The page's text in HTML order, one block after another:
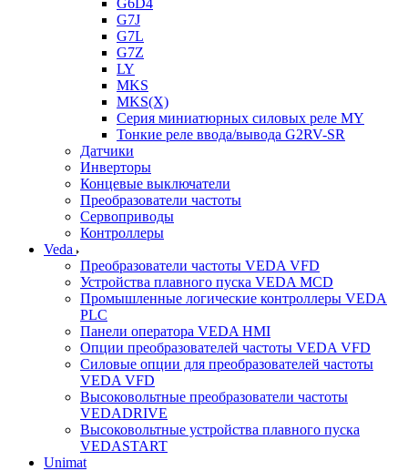
G6D4
G7J
G7L
G7Z
LY
MKS
MKS(X)
Серия миниатюрных силовых реле MY
Тонкие реле ввода/вывода G2RV-SR
Датчики
Инверторы
Концевые выключатели
Преобразователи частоты
Сервоприводы
Контроллеры
Veda
Преобразователи частоты VEDA VFD
Устройства плавного пуска VEDA MCD
Промышленные логические контроллеры VEDA
PLC
Панели оператора VEDA HMI
Опции преобразователей частоты VEDA VFD
Силовые опции для преобразователей частоты
VEDA VFD
Высоковольтные преобразователи частоты
VEDADRIVE
Высоковольтные устройства плавного пуска
VEDASTART
Unimat